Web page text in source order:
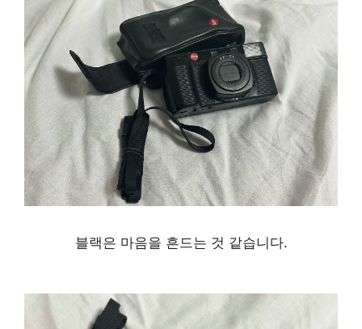
블랙은 마음을 흔드는 것 같습니다.